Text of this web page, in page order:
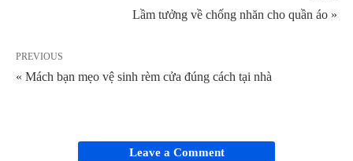
Lầm tưởng về chống nhăn cho quần áo »
PREVIOUS
« Mách bạn mẹo vệ sinh rèm cửa đúng cách tại nhà
Leave a Comment